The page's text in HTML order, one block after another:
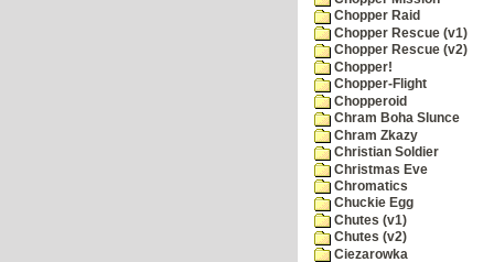
Chopper Raid
Chopper Rescue (v1)
Chopper Rescue (v2)
Chopper!
Chopper-Flight
Chopperoid
Chram Boha Slunce
Chram Zkazy
Christian Soldier
Christmas Eve
Chromatics
Chuckie Egg
Chutes (v1)
Chutes (v2)
Ciezarowka